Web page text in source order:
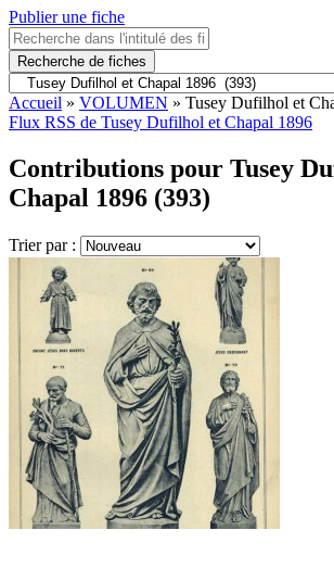
Publier une fiche
Recherche de fiches
Accueil » VOLUMEN » Tusey Dufilhol et
Flux RSS de Tusey Dufilhol et Chapal 1896
Contributions pour Tusey
Chapal 1896 (393)
Trier par :